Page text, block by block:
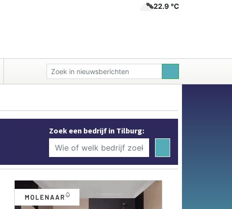
22.9 ℃
Zoek een bedrijf in Tilburg: